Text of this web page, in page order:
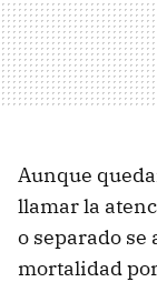
Aunque
llamar la
o separado se
mortalidad